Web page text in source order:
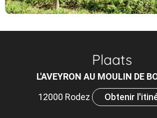
Plaats
L'AVEYRON AU MOULIN DE
12000 Rodez
Obtenir